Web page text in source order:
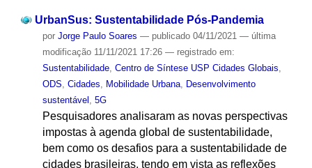
UrbanSus: Sustentabilidade Pós-Pandemia
por Jorge Paulo Soares — publicado04/11/2021 — última
modificação11/11/2021 17:26 — registrado em:
Sustentabilidade, Centro de Síntese USP Cidades Globais
ODS Cidades Mobilidade Urbana,
Desenvolvimento
sustentável
5G
Pesquisadores analisaram as novas perspectivas
impostas à agenda global de sustentabilidade,
bem como os desafios para a sustentabilidade de
cidades brasileiras, tendo em vista as reflexões